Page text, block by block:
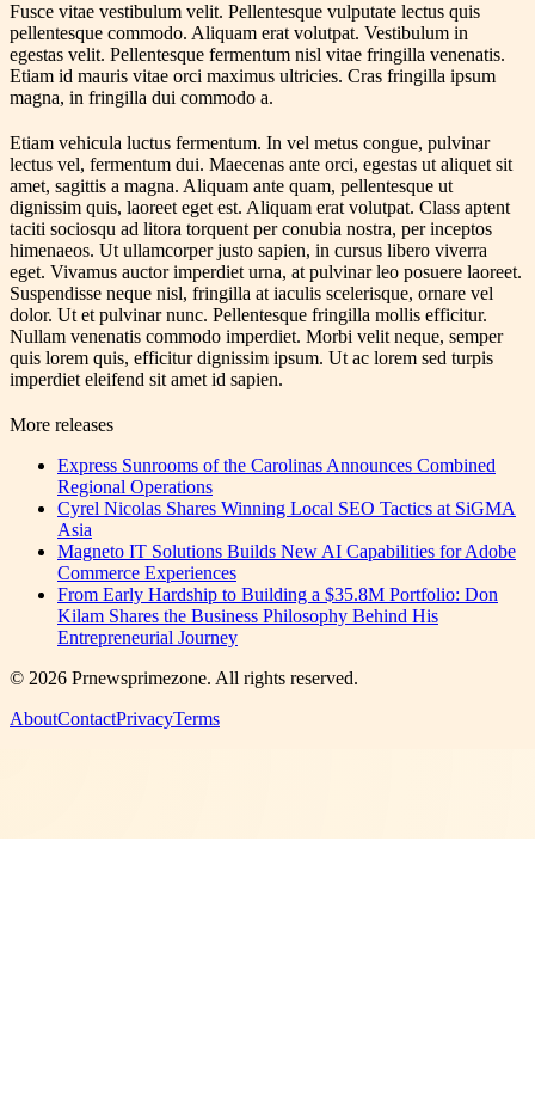
Fusce vitae vestibulum velit. Pellentesque vulputate lectus quis
pellentesque commodo. Aliquam erat volutpat. Vestibulum in
egestas velit. Pellentesque fermentum nisl vitae fringilla venenatis.
Etiam id mauris vitae orci maximus ultricies. Cras fringilla ipsum
magna, in fringilla dui commodo a.
Etiam vehicula luctus fermentum. In vel metus congue, pulvinar
lectus vel, fermentum dui. Maecenas ante orci, egestas ut aliquet sit
amet, sagittis a magna. Aliquam ante quam, pellentesque ut
dignissim quis, laoreet eget est. Aliquam erat volutpat. Class aptent
taciti sociosqu ad litora torquent per conubia nostra, per inceptos
himenaeos. Ut ullamcorper justo sapien, in cursus libero viverra
eget. Vivamus auctor imperdiet urna, at pulvinar leo posuere laoreet.
Suspendisse neque nisl, fringilla at iaculis scelerisque, ornare vel
dolor. Ut et pulvinar nunc. Pellentesque fringilla mollis efficitur.
Nullam venenatis commodo imperdiet. Morbi velit neque, semper
quis lorem quis, efficitur dignissim ipsum. Ut ac lorem sed turpis
imperdiet eleifend sit amet id sapien.
More releases
Express Sunrooms of the Carolinas Announces Combined
Regional Operations
Cyrel Nicolas Shares Winning Local SEO Tactics at SiGMA
Asia
Magneto IT Solutions Builds New AI Capabilities for Adobe
Commerce Experiences
From Early Hardship to Building a $35.8M Portfolio: Don
Kilam Shares the Business Philosophy Behind His
Entrepreneurial Journey
© 2026 Prnewsprimezone. All rights reserved.
AboutContactPrivacyTerms